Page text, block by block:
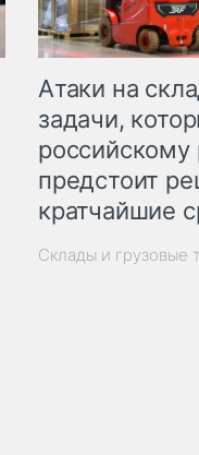
Атаки на
задачи,
российскому
предстоит
кратчайшие
Склады и грузовые